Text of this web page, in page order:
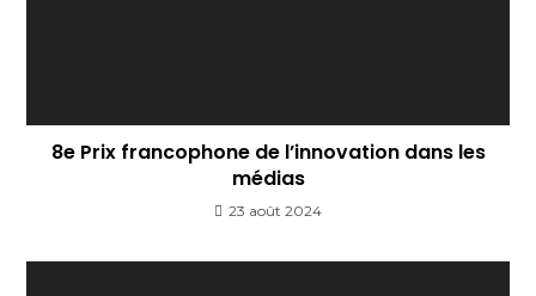
8e Prix francophone de l’innovation dans les
médias
23 août 2024